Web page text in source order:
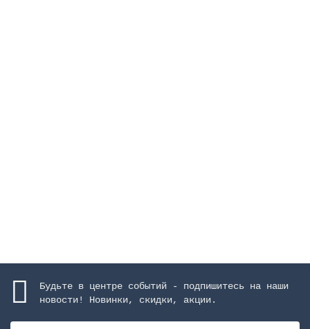
Будьте в центре событий - подпишитесь на наши
новости! Новинки, скидки, акции.